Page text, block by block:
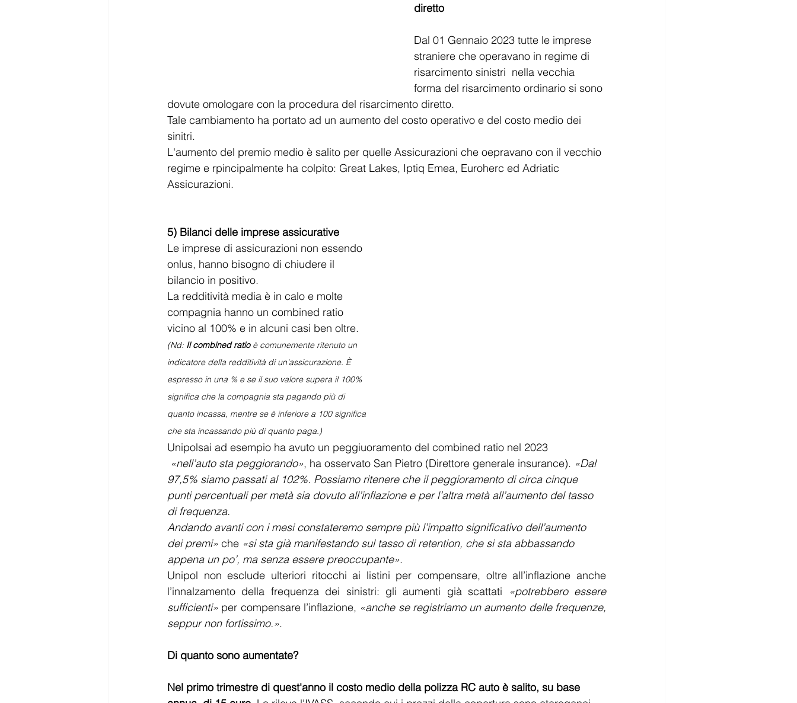
diretto
Dal 01 Gennaio 2023 tutte le imprese
straniere che operavano in regime di
risarcimento sinistri  nella vecchia
forma del risarcimento ordinario si sono
dovute omologare con la procedura del risarcimento diretto.
Tale cambiamento ha portato ad un aumento del costo operativo e del costo medio dei
sinitri.
L'aumento del premio medio è salito per quelle Assicurazioni che oepravano con il vecchio
regime e rpincipalmente ha colpito: Great Lakes, Iptiq Emea, Euroherc ed Adriatic
Assicurazioni.
5) Bilanci delle imprese assicurative
Le imprese di assicurazioni non essendo
onlus, hanno bisogno di chiudere il
bilancio in positivo.
La redditività media è in calo e molte
compagnia hanno un combined ratio
vicino al 100% e in alcuni casi ben oltre.
(Nd: Il combined ratio è comunemente ritenuto un
indicatore della redditività di un'assicurazione. È
espresso in una % e se il suo valore supera il 100%
significa che la compagnia sta pagando più di
quanto incassa, mentre se è inferiore a 100 significa
che sta incassando più di quanto paga.)
Unipolsai ad esempio ha avuto un peggiuoramento del combined ratio nel 2023
«nell’auto sta peggiorando», ha osservato San Pietro (Direttore generale insurance). «Dal
97,5% siamo passati al 102%. Possiamo ritenere che il peggioramento di circa cinque
punti percentuali per metà sia dovuto all’inflazione e per l’altra metà all’aumento del tasso
di frequenza.
Andando avanti con i mesi constateremo sempre più l’impatto significativo dell’aumento
dei premi» che «si sta già manifestando sul tasso di retention, che si sta abbassando
appena un po’, ma senza essere preoccupante».
Unipol non esclude ulteriori ritocchi ai listini per compensare, oltre all’inflazione anche
l’innalzamento della frequenza dei sinistri: gli aumenti già scattati
«potrebbero essere
sufficienti» per compensare l’inflazione, «anche se registriamo un aumento delle frequenze,
seppur non fortissimo.».
Di quanto sono aumentate?
Nel primo trimestre di quest'anno il costo medio della polizza RC auto è salito, su base